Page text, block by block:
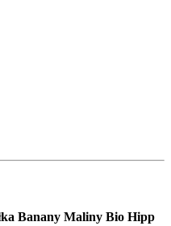
Banany Maliny Bio Hipp